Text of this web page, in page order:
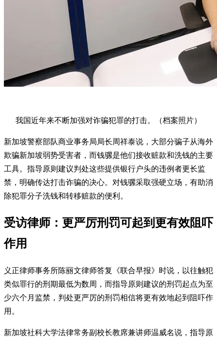
我国近年来不断加强对诈骗犯罪的打击。（档案照片）
新加坡警察部队商业事务局局长周祥泰说，大部分骗子从海外
欺骗新加坡弱势受害者，而钱骡是他们接收赃款和洗钱的主要
工具。指导原则建议判处这些提供银行户头的违例者更长监
禁，明确传达打击诈骗的决心。对钱骡采取强硬立场，有助消
除犯罪分子洗钱和转移赃款的便利。
受访律师：更严厉刑罚可起到更有效阻吓
作用
义正律师事务所陈丽文律师答复《联合早报》时说，以往触犯
类似罪行的刑期最低为数周，而指导原则建议的刑罚起点为至
少六个月监禁，判处更严厉的刑罚相信将更有效地起到阻吓作
用。
新加坡社科大学法律常务副校长教席兼讲师温威名说，指导原